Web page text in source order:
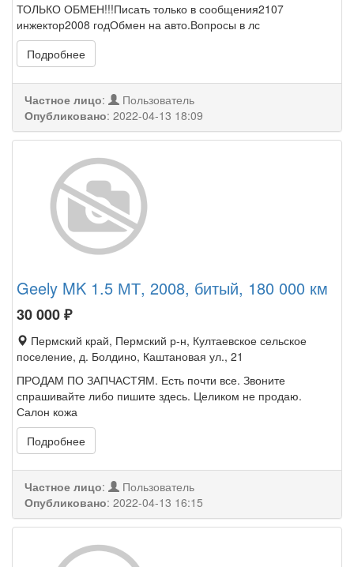
ТОЛЬКО ОБМЕН!!!Писать только в сообщения2107
инжектор2008 годОбмен на авто.Вопросы в лс
Подробнее
Частное лицо:
Пользователь
Опубликовано: 2022-04-13 18:09
Geely MK 1.5 МТ, 2008, битый, 180 000 км
30 000₽
Пермский край, Пермский р-н, Култаевское сельское
поселение, д. Болдино, Каштановая ул., 21
ПРОДАМ ПО ЗАПЧАСТЯМ. Есть почти все. Звоните
спрашивайте либо пишите здесь. Целиком не продаю.
Салон кожа
Подробнее
Частное лицо:
Пользователь
Опубликовано: 2022-04-13 16:15